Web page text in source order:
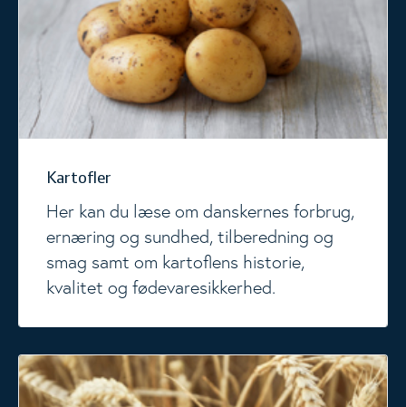
Kartofler
Her kan du læse om danskernes forbrug,
ernæring og sundhed, tilberedning og
smag samt om kartoflens historie,
kvalitet og fødevaresikkerhed.
Brød, kornprodukter og fuldkorn